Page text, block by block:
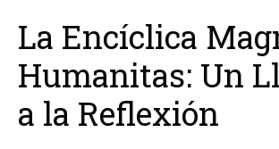
La Encíclica
Humanitas: Un
a la Reflexión